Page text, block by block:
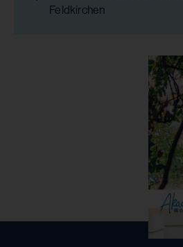
Feldkirchen